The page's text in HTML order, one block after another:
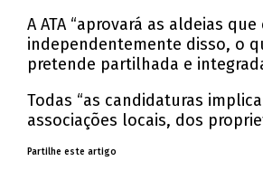
A ATA “aprovará as aldeias
independentemente disso, o
pretende partilhada e
Todas “as candidaturas
associações locais, dos
Partilhe este artigo